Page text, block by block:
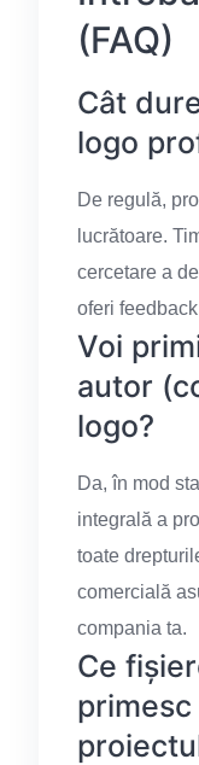
(FAQ)
Cât
logo
De regulă,
lucrătoare.
cercetare a
oferi
Voi
autor
logo?
Da, în mod
integrală a
toate
comercială
compania ta.
Ce